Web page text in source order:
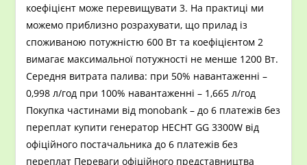
коефіцієнт може перевищувати 3. На практиці ми
можемо приблизно розрахувати, що прилад із
споживаною потужністю 600 Вт та коефіцієнтом 2
вимагає максимальної потужності не менше 1200 Вт.
Середня витрата палива: при 50% навантаженні –
0,998 л/год при 100% навантаженні – 1,665 л/год
Покупка частинами від monobank – до 6 платежів без
переплат купити генератор HECHT GG 3300W від
офіційного постачальника до 6 платежів без
переплат Переваги офіційного представництва